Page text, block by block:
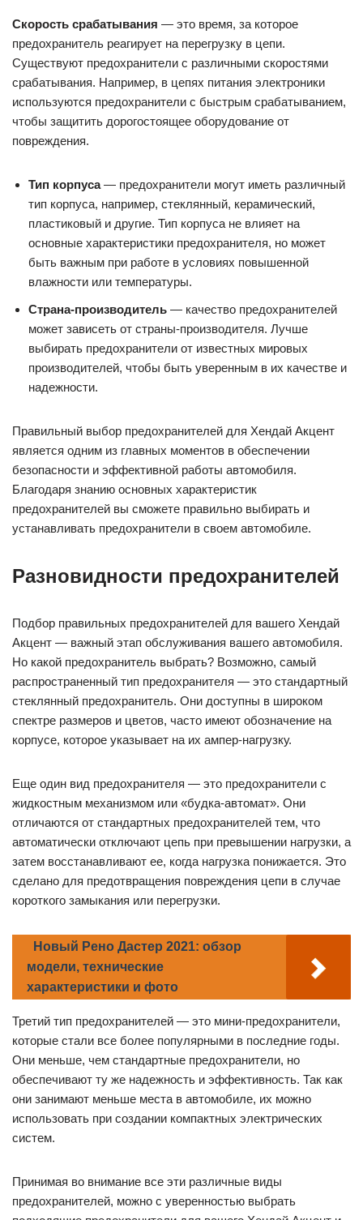
Скорость срабатывания — это время, за которое
предохранитель реагирует на перегрузку в цепи.
Существуют предохранители с различными скоростями
срабатывания. Например, в цепях питания электроники
используются предохранители с быстрым срабатыванием,
чтобы защитить дорогостоящее оборудование от
повреждения.
Тип корпуса— предохранители могут иметь различный
тип корпуса, например, стеклянный, керамический,
пластиковый и другие. Тип корпуса не влияет на
основные характеристики предохранителя, но может
быть важным при работе в условиях повышенной
влажности или температуры.
Страна-производитель — качество предохранителей
может зависеть от страны-производителя. Лучше
выбирать предохранители от известных мировых
производителей, чтобы быть уверенным в их качестве и
надежности.
Правильный выбор предохранителей для Хендай Акцент
является одним из главных моментов в обеспечении
безопасности и эффективной работы автомобиля.
Благодаря знанию основных характеристик
предохранителей вы сможете правильно выбирать и
устанавливать предохранители в своем автомобиле.
Разновидности предохранителей
Подбор правильных предохранителей для вашего Хендай
Акцент — важный этап обслуживания вашего автомобиля.
Но какой предохранитель выбрать? Возможно, самый
распространенный тип предохранителя — это стандартный
стеклянный предохранитель. Они доступны в широком
спектре размеров и цветов, часто имеют обозначение на
корпусе, которое указывает на их ампер-нагрузку.
Еще один вид предохранителя — это предохранители с
жидкостным механизмом или «будка-автомат». Они
отличаются от стандартных предохранителей тем, что
автоматически отключают цепь при превышении нагрузки, а
затем восстанавливают ее, когда нагрузка понижается. Это
сделано для предотвращения повреждения цепи в случае
короткого замыкания или перегрузки.
Новый Рено Дастер 2021: обзор
модели, технические
характеристики и фото
Третий тип предохранителей — это мини-предохранители,
которые стали все более популярными в последние годы.
Они меньше, чем стандартные предохранители, но
обеспечивают ту же надежность и эффективность. Так как
они занимают меньше места в автомобиле, их можно
использовать при создании компактных электрических
систем.
Принимая во внимание все эти различные виды
предохранителей, можно с уверенностью выбрать